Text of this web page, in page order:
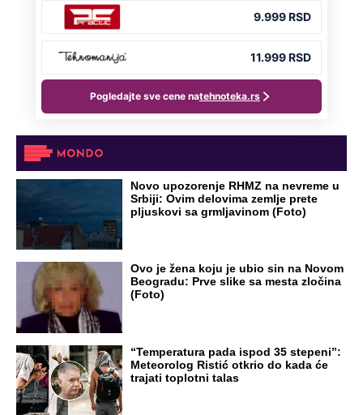
Novo upozorenje RHMZ na nevreme u
Srbiji: Ovim delovima zemlje prete
pljuskovi sa grmljavinom (Foto)
Ovo je žena koju je ubio sin na Novom
Beogradu: Prve slike sa mesta zločina
(Foto)
“Temperatura pada ispod 35 stepeni”:
Meteorolog Ristić otkrio do kada će
trajati toplotni talas